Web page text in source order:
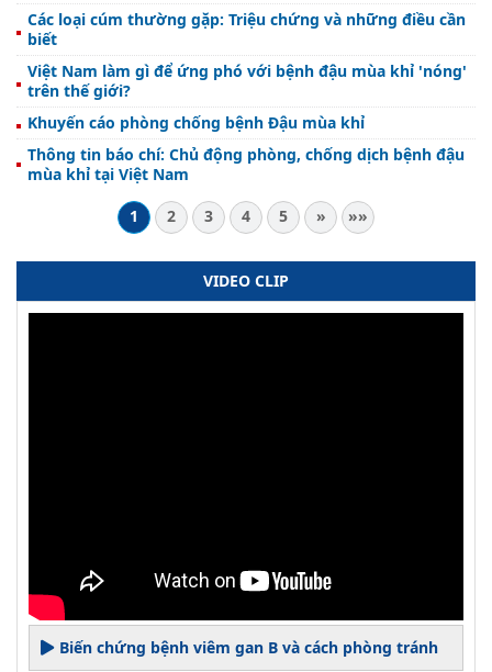
Các loại cúm thường gặp: Triệu chứng và những điều cần
biết
Việt Nam làm gì để ứng phó với bệnh đậu mùa khỉ 'nóng'
trên thế giới?
Khuyến cáo phòng chống bệnh Đậu mùa khỉ
Thông tin báo chí: Chủ động phòng, chống dịch bệnh đậu
mùa khỉ tại Việt Nam
1
2 3 4 5 » »»
VIDEO CLIP
Biến chứng bệnh viêm gan B và cách phòng tránh